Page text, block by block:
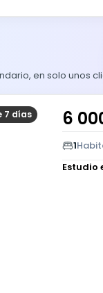
en solo unos
7 días 6
1
Estudio